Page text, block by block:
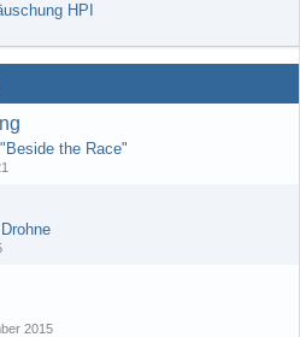
HPI
the Race"
2015